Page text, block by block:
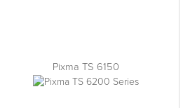
Pixma TS 6150